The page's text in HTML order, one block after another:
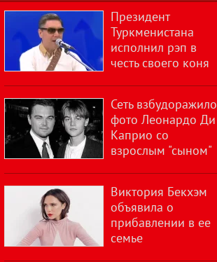
Президент
Туркменистана
исполнил рэп в
честь своего коня
Сеть взбудоражило
фото Леонардо Ди
Каприо со
взрослым "сыном"
Виктория Бекхэм
объявила о
прибавлении в ее
семье